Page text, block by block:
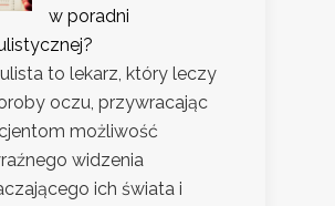
w poradni
to lekarz, który leczy
oczu, przywracając
możliwość
widzenia
ich świata i